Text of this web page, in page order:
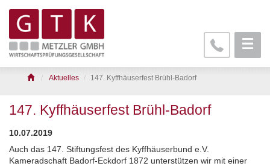
Aktuelles 147. Kyffhäuserfest Brühl-Badorf
147. Kyffhäuserfest Brühl-Badorf
10.07.2019
Auch das 147. Stiftungsfest des Kyffhäuserbund e.V.
Kameradschaft Badorf-Eckdorf 1872 unterstützen wir mit einer